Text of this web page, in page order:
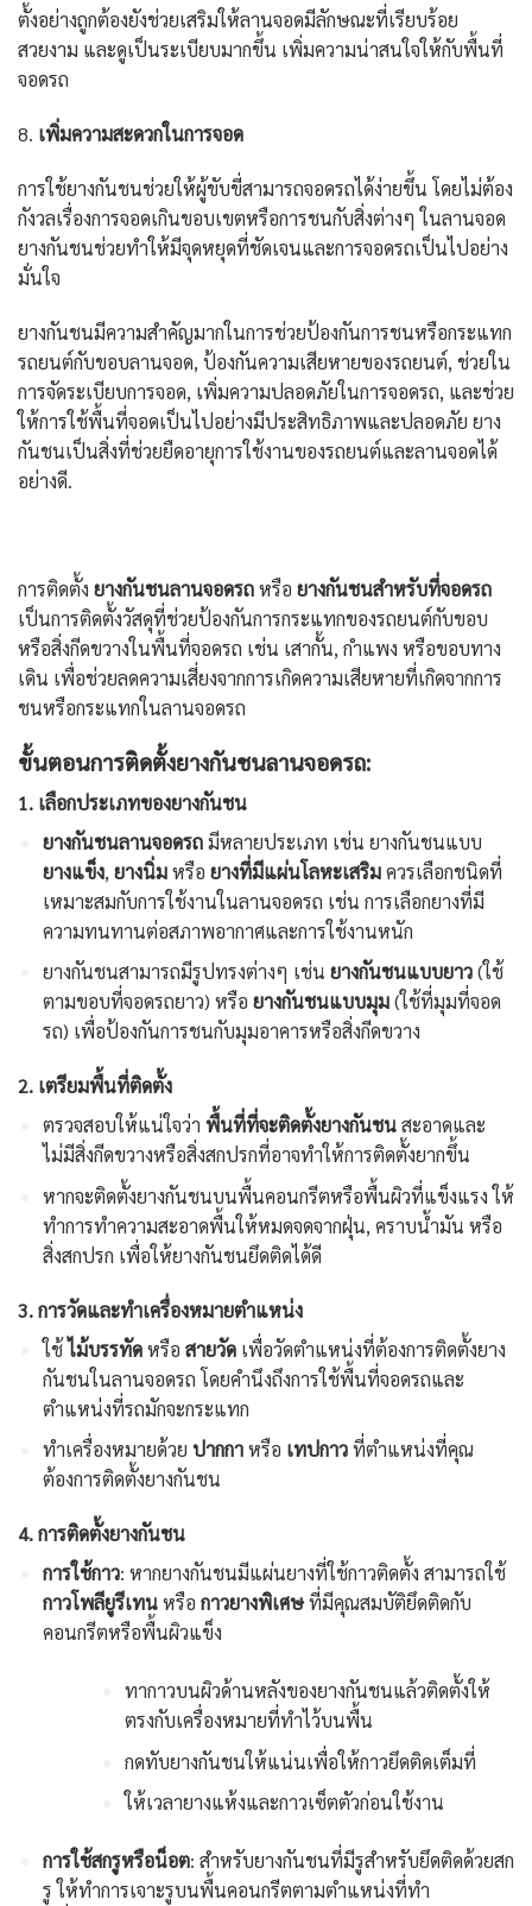
ตั้งอย่างถูกต้องยังช่วยเสริมให้ลานจอดมีลักษณะที่เรียบร้อย
สวยงาม และดูเป็นระเบียบมากขึ้น เพิ่มความน่าสนใจให้กับพื้นที่
จอดรถ
8. เพิ่มความสะดวกในการจอด
การใช้ยางกันชนช่วยให้ผู้ขับขี่สามารถจอดรถได้ง่ายขึ้น โดยไม่ต้อง
กังวลเรื่องการจอดเกินขอบเขตหรือการชนกับสิ่งต่างๆ ในลานจอด
ยางกันชนช่วยทำให้มีจุดหยุดที่ชัดเจนและการจอดรถเป็นไปอย่าง
มั่นใจ
ยางกันชนมีความสำคัญมากในการช่วยป้องกันการชนหรือกระแทก
รถยนต์กับขอบลานจอด, ป้องกันความเสียหายของรถยนต์, ช่วยใน
การจัดระเบียบการจอด, เพิ่มความปลอดภัยในการจอดรถ, และช่วย
ให้การใช้พื้นที่จอดเป็นไปอย่างมีประสิทธิภาพและปลอดภัย ยาง
กันชนเป็นสิ่งที่ช่วยยืดอายุการใช้งานของรถยนต์และลานจอดได้
อย่างดี.
การติดตั้ง ยางกันชนลานจอดรถหรือ ยางกันชนสำหรับที่จอดรถ
เป็นการติดตั้งวัสดุที่ช่วยป้องกันการกระแทกของรถยนต์กับขอบ
หรือสิ่งกีดขวางในพื้นที่จอดรถ เช่น เสากั้น, กำแพง หรือขอบทาง
เดิน เพื่อช่วยลดความเสี่ยงจากการเกิดความเสียหายที่เกิดจากการ
ชนหรือกระแทกในลานจอดรถ
ขั้นตอนการติดตั้งยางกันชนลานจอดรถ:
1. เลือกประเภทของยางกันชน
ยางกันชนลานจอดรถมีหลายประเภท เช่น ยางกันชนแบบ
ยางแข็ง, ยางนิ่มหรือ ยางที่มีแผ่นโลหะเสริมควรเลือกชนิดที่
เหมาะสมกับการใช้งานในลานจอดรถ เช่น การเลือกยางที่มี
ความทนทานต่อสภาพอากาศและการใช้งานหนัก
ยางกันชนสามารถมีรูปทรงต่างๆ เช่น ยางกันชนแบบยาว(ใช้
ตามขอบที่จอดรถยาว) หรือ ยางกันชนแบบมุม(ใช้ที่มุมที่จอด
รถ) เพื่อป้องกันการชนกับมุมอาคารหรือสิ่งกีดขวาง
2. เตรียมพื้นที่ติดตั้ง
ตรวจสอบให้แน่ใจว่า พื้นที่ที่จะติดตั้งยางกันชนสะอาดและ
ไม่มีสิ่งกีดขวางหรือสิ่งสกปรกที่อาจทำให้การติดตั้งยากขึ้น
หากจะติดตั้งยางกันชนบนพื้นคอนกรีตหรือพื้นผิวที่แข็งแรง ให้
ทำการทำความสะอาดพื้นให้หมดจดจากฝุ่น, คราบน้ำมัน หรือ
สิ่งสกปรก เพื่อให้ยางกันชนยึดติดได้ดี
3.การวัดและทำเครื่องหมายตำแหน่ง
ใช้ไม้บรรทัดหรือ สายวัดเพื่อวัดตำแหน่งที่ต้องการติดตั้งยาง
กันชนในลานจอดรถ โดยคำนึงถึงการใช้พื้นที่จอดรถและ
ตำแหน่งที่รถมักจะกระแทก
ทำเครื่องหมายด้วย ปากกาหรือ เทปกาวที่ตำแหน่งที่คุณ
ต้องการติดตั้งยางกันชน
4.การติดตั้งยางกันชน
การใช้กาว: หากยางกันชนมีแผ่นยางที่ใช้กาวติดตั้ง สามารถใช้
กาวโพลียูรีเทนหรือ กาวยางพิเศษที่มีคุณสมบัติยึดติดกับ
คอนกรีตหรือพื้นผิวแข็ง
ทากาวบนผิวด้านหลังของยางกันชนแล้วติดตั้งให้
ตรงกับเครื่องหมายที่ทำไว้บนพื้น
กดทับยางกันชนให้แน่นเพื่อให้กาวยึดติดเต็มที่
ให้เวลายางแห้งและกาวเซ็ตตัวก่อนใช้งาน
การใช้สกรูหรือน็อต: สำหรับยางกันชนที่มีรูสำหรับยึดติดด้วยสก
รู ให้ทำการเจาะรูบนพื้นคอนกรีตตามตำแหน่งที่ทำ